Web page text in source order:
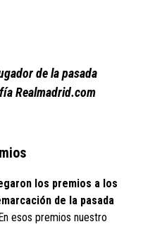
de la pasada
Realmadrid.com
los premios a los
de la pasada
esos premios nuestro